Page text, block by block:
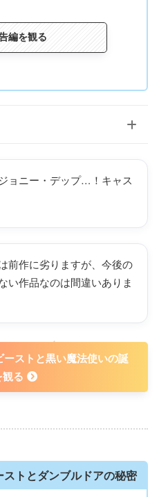
編を観る
らえられていた「黒い魔法使い」
を知る。恩師・ダンブルドア
だけだ」と告げられた彼は、魔
引用元：U-NEXT
ョニー・デップ…！キャス
前作に劣りますが、今後の
い作品なのは間違いありま
NOW !
ーストと黒い魔法使いの誕
る
トとダンブルドアの秘密